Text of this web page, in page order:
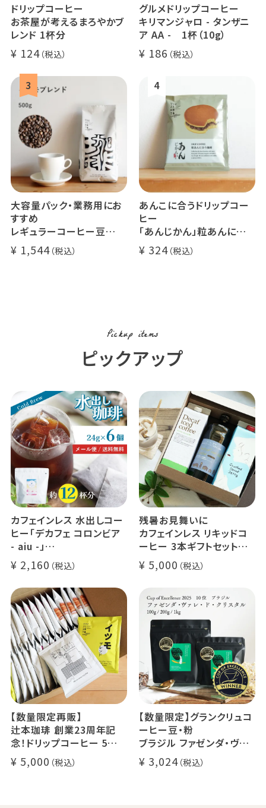
ドリップコーヒー
お茶屋が考えるまろやかブ
レンド 1杯分
124
グルメドリップコーヒー
キリマンジャロ - タンザニ
ア AA - 1杯（10g）
186
大容量パック・業務用にお
すすめ
レギュラーコーヒー豆
イツモブレンド 500g
1,544
あんこに合うドリップコー
ヒー
「あんじかん」粒あんに合う
珈琲 1杯分
324
Pickup items
ピックアップ
カフェインレス 水出しコー
ヒー「デカフェ コロンビア
- aiu -」
24g×6個（約12杯分）
マウンテンウォータープロ
セス カフェインレスコーヒ
ー豆100%使用 メール便
でお届け
2,160
残暑お見舞いに
カフェインレス リキッドコ
ーヒー 3本ギフトセット
クラッシュド デカフェ ゼリ
ー 1本
デカフェ オレベース【無
糖】1本
デカフェ アイスコーヒー 1
5,000
【数量限定再販】
辻本珈琲 創業23周年記
念！ドリップコーヒー 5種
50杯セット
アニバーサリーブレンド（コ
5,000
【数量限定】グランクリュコ
ーヒー豆・粉
ブラジル ファゼンダ・ヴァ
レ・ド・クリスタル（100g /
200g / 1kg）
3,024